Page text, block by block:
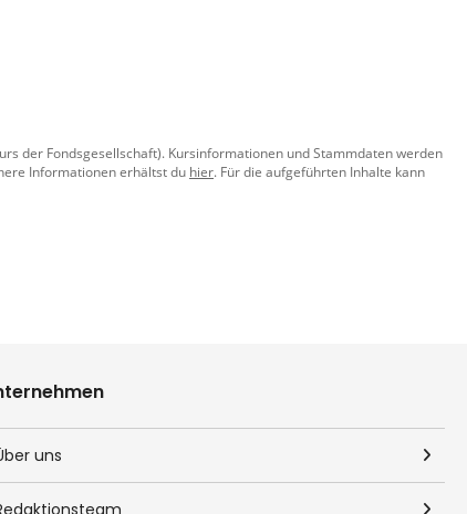
der Fondsgesellschaft). Kursinformationen und Stammdaten werden
Informationen erhältst du hier. Für die aufgeführten Inhalte kann